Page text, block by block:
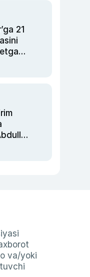
21
va/yoki